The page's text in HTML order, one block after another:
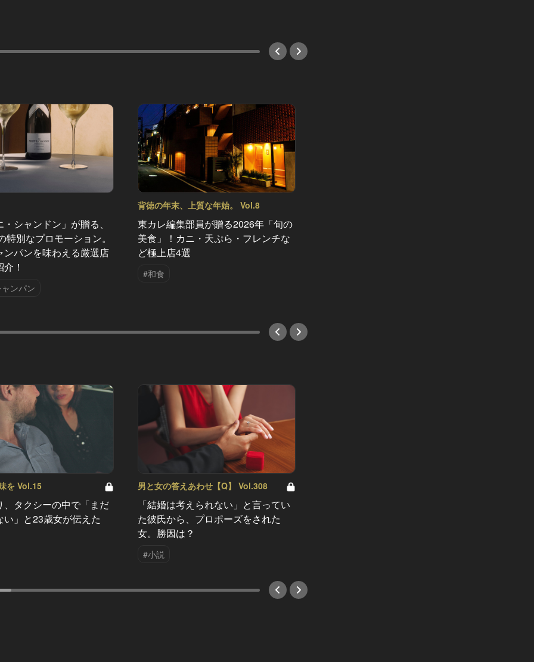
シャンドン」が贈る、
特別なプロモーション。
ンパンを味わえる厳選店
！
ンパン
背徳の年末、上質な年始。 Vol.8
東カレ編集部員が贈る2026年「旬の
美食」！カニ・天ぷら・フレンチな
ど極上店4選
#和食
を Vol.15
、タクシーの中で「まだ
い」と23歳女が伝えた
男と女の答えあわせ【Q】 Vol.308
「結婚は考えられない」と言ってい
た彼氏から、プロポーズをされた
女。勝因は？
#小説